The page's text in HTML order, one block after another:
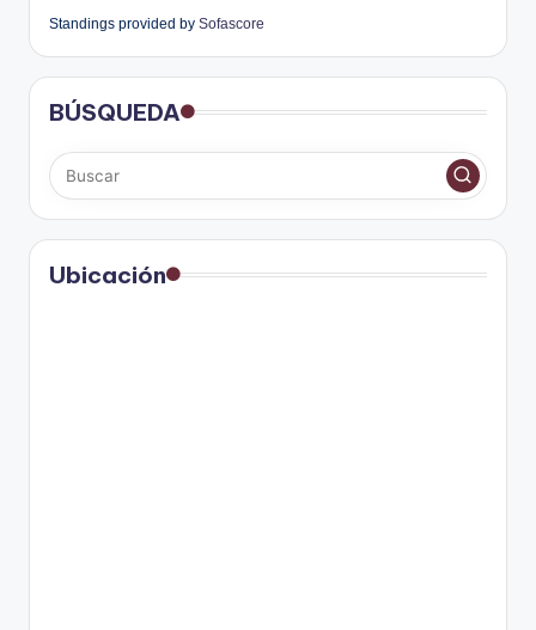
Standings provided by Sofascore
BÚSQUEDA
Ubicación